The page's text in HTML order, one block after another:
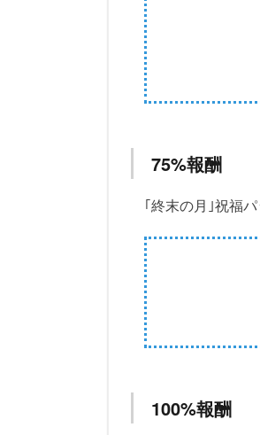
75%報酬
｢終末の月｣祝福
100%報酬